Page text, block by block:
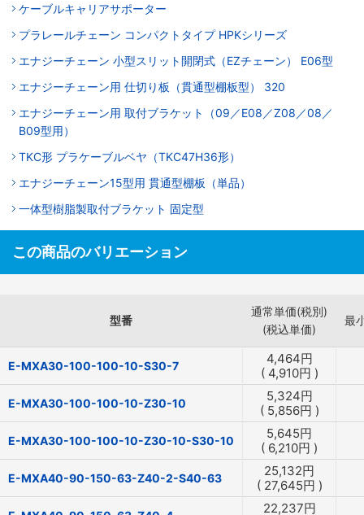
ケーブルキャリアサポーター
プラレールチェーン コンパクトタイプ HPKシリーズ
エナジーチェーン 小型スリット開閉式（EZチェーン） E06型
エナジーチェーン用 仕切り板（貫通型棚板型） 320
エナジーチェーン用 取付ブラケット（09／E08／Z08／08／
B09型用）
TKC形 プラケーブルベヤ（TKC47H36形）
エナジーチェーン15型用 貫通型棚板（単品）
一体型樹脂製取付ブラケット 固定型
この商品のバリエーション
型番
通常単価(税別)
(税込単価)
最
E-MXA30-100-100-10-S30-7 4,464円
( 4,910円 )
E-MXA30-100-100-10-Z30-10 5,324円
( 5,856円 )
E-MXA30-100-100-10-Z30-10-S30-10 5,645円
( 6,210円 )
E-MXA40-90-150-63-Z40-2-S40-63 25,132円
( 27,645円 )
22,237円